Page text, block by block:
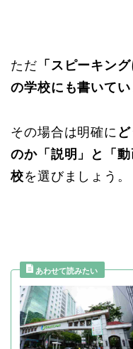
ただ 「スピーキン
の学校にも書いてい
その場合は明確に
のか「説明」と「
校を選びましょう。